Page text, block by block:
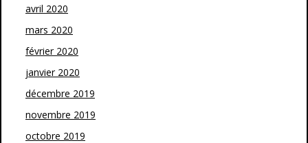
avril 2020
mars 2020
février 2020
janvier 2020
décembre 2019
novembre 2019
octobre 2019